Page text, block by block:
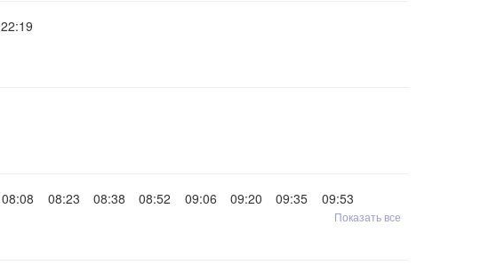
22:19
08:08 08:23 08:38 08:52 09:06 09:20 09:35
09:53
Показать все